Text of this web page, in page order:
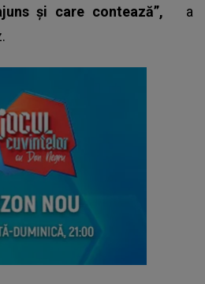
și care contează”, a